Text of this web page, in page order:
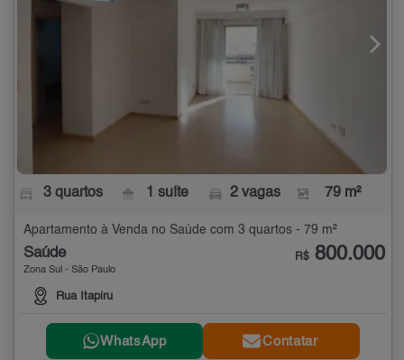
3 quartos 1 suíte 2 vagas 79 m²
Apartamento à Venda no Saúde com 3 quartos - 79 m²
Saúde
Zona Sul - São Paulo
Rua Itapiru
R$ 800.000
WhatsApp Contatar